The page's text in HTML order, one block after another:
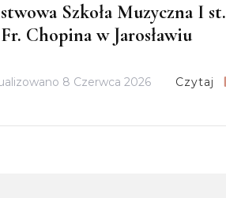
Szkoła Muzyczna I st.
Chopina w Jarosławiu
8 Czerwca 2026 Czytaj